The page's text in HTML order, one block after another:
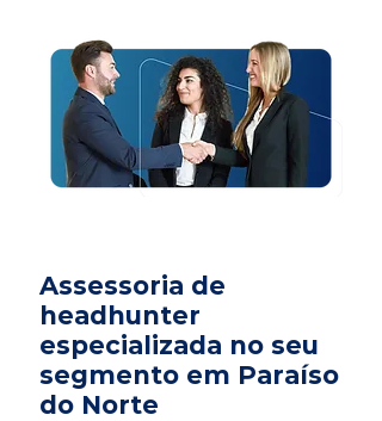
Assessoria de
headhunter
especializada no seu
segmento em Paraíso
do Norte